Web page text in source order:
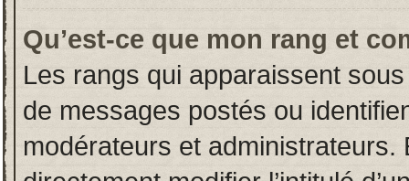
Qu’est-ce que mon rang et
Les rangs qui apparaissent
de messages postés ou
modérateurs et